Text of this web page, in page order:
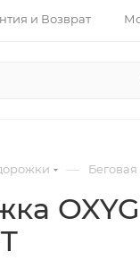
и Возврат
— Беговая